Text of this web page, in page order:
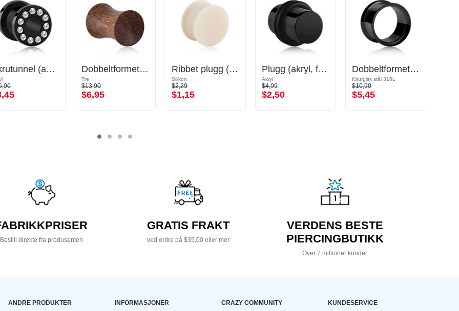
Skrutunnel (akryl, svart) med krystallsteiner Dobbeltformet plugg (tre) med konkav front
Tre
$13,90
$6,95
Ribbet plugg (silikon)
Silikon
$2,29
$1,15
Plugg (akryl, forskjellige farger) med O-ringer
Akryl
$4,99
$2,50
Dobbeltformet tunnel (kirurgisk stål, svart, skinnende finish)
Kirurgisk stål 316L
$10,90
$5,45
Bestill direkte fra produsenten
GRATIS FRAKT
ved ordre på $35,00 eller mer
VERDENS BESTE
PIERCINGBUTIKK
Over 7 millioner kunder
ANDRE PRODUKTER INFORMASJONER CRAZY COMMUNITY KUNDESERVICE